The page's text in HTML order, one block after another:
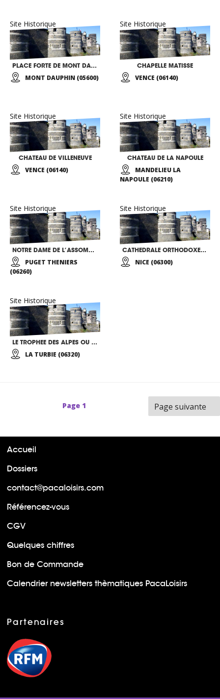
Site Historique
PLACE FORTE DE MONT DAUPHIN
MONT DAUPHIN (05600)
Site Historique
CHAPELLE MATISSE
VENCE (06140)
Site Historique
CHATEAU DE VILLENEUVE
VENCE (06140)
Site Historique
CHATEAU DE LA NAPOULE
MANDELIEU LA
NAPOULE (06210)
Site Historique
NOTRE DAME DE L’ASSOMPTION
PUGET THENIERS
(06260)
Site Historique
CATHEDRALE ORTHODOXE RUSSE SAINT NICOLAS
NICE (06300)
Site Historique
LE TROPHEE DES ALPES OU D’AUGUSTE
LA TURBIE (06320)
Page 1 Page suivante
Accueil
Dossiers
contact@pacaloisirs.com
Référencez-vous
CGV
Quelques chiffres
Bon de Commande
Calendrier newsletters thèmatiques PacaLoisirs
Partenaires